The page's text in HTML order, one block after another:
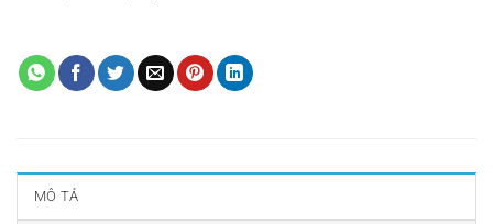
MÔ TẢ